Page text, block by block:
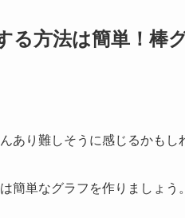
る方法は簡単！棒
あり難しそうに感じるかもし
簡単なグラフを作りましょう。